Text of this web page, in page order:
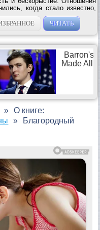
когда стало известно,
ЧИТАТЬ
О книге:
Благородный